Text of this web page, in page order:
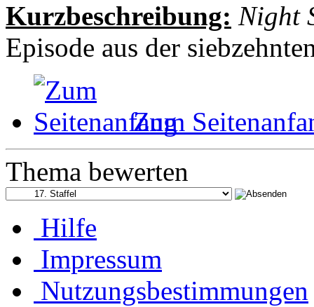
Kurzbeschreibung: Night
Episode aus der
Zum
Thema bewerten
Hilfe
Impressum
Nutzungsbestimmungen